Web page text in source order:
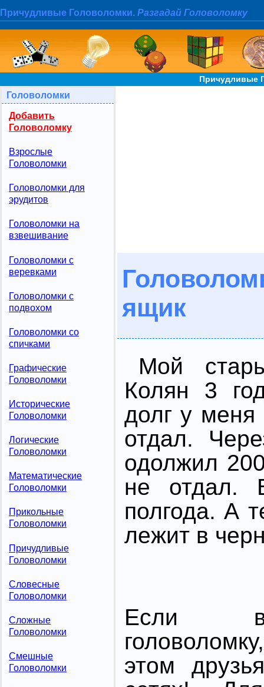
Причудливые Головоломки. Разгадай Головоломку
Причудливые
Головоломки
Добавить
Головоломку
Взрослые
Головоломки
Головоломки для
эрудитов
Головоломки на
взвешивание
Головоломки с
веревками
Головоломки с
подвохом
Головоломки со
спичками
Графические
Головоломки
Исторические
Головоломки
Логические
Головоломки
Математические
Головоломки
Прикольные
Головоломки
Причудливые
Головоломки
Словесные
Головоломки
Сложные
Головоломки
Смешные
Головоломки
ящик
Мой
Колян 3
долг у
отдал.
одолжил
не отдал.
полгода. А
лежит в
Если
этом